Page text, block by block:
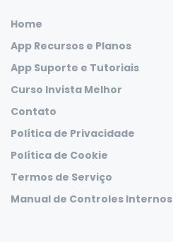
Home
App Recursos e Planos
App Suporte e Tutoriais
Curso Invista Melhor
Contato
Política de Privacidade
Política de Cookie
Termos de Serviço
Manual de Controles Internos